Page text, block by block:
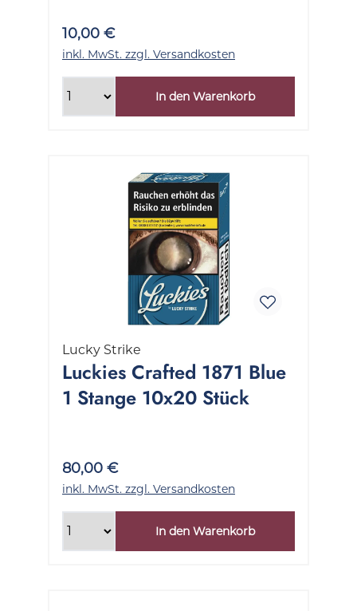
10,00 €
inkl. MwSt. zzgl. Versandkosten
In den Warenkorb
Lucky Strike
Luckies Crafted 1871 Blue
1 Stange 10x20 Stück
80,00 €
inkl. MwSt. zzgl. Versandkosten
In den Warenkorb